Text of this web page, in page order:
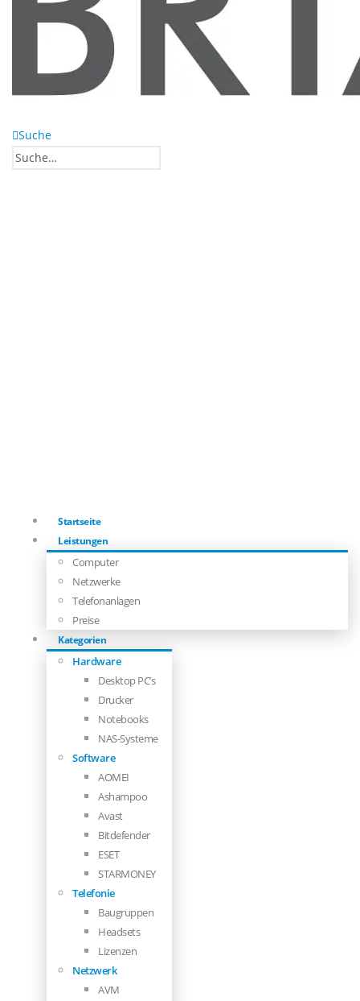
Suche
Startseite
Leistungen
Computer
Netzwerke
Telefonanlagen
Preise
Kategorien
Hardware
Desktop PC’s
Drucker
Notebooks
NAS-Systeme
Software
AOMEI
Ashampoo
Avast
Bitdefender
ESET
STARMONEY
Telefonie
Baugruppen
Headsets
Lizenzen
Netzwerk
AVM